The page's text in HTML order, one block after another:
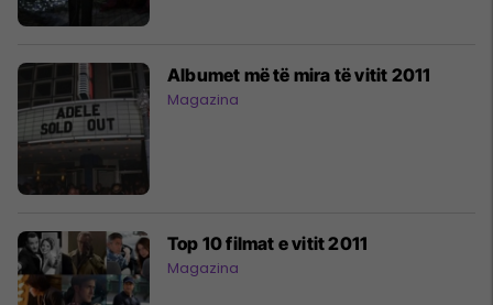
Albumet më të mira të vitit 2011
Magazina
Top 10 filmat e vitit 2011
Magazina